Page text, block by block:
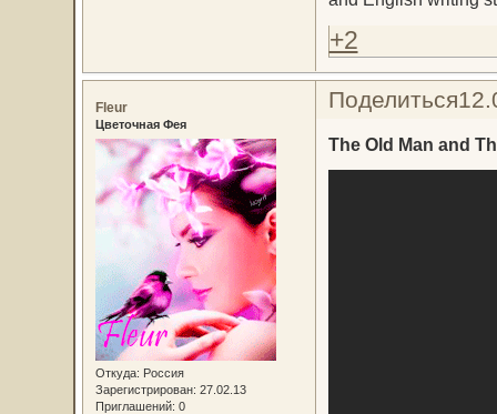
+2
Поделиться
Fleur
Цветочная Фея
Откуда: Россия
Зарегистрирован: 27.02.13
Приглашений: 0
The Old Man and